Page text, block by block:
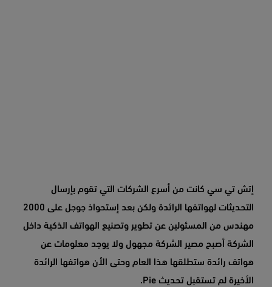
إتش تي سي كانت من أسرع الشركات التي تقوم بإرسال
التحديثات لهواتفها الرائدة ولكن بعد إستحواذ جوجل على 2000
مهندس من المسئولين عن تطوير وتصنيع الهواتف الذكية داخل
الشركة أصبح مصير الشركة مجهول ولا يوجد معلومات عن
هواتف رائدة ستطلقها هذا العام وحتى الأن هواتفها الرائدة
الأخيرة لم تستقبل تحديث Pie.